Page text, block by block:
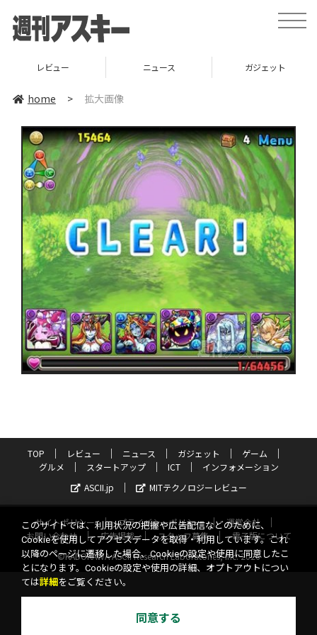
toggle
レビュー ニュース ガジェット
home > 拡大画像
TOP レビュー ニュース ガジェット
ゲーム
グルメ
スタートアップ ICT
インフォメーション
ASCII.jp
MITテクノロジーレビュー
サイトポリシー プライバシーポリシー
運営会社
お問い合わせ
広告掲載 スタッフ募集
電子版について
©KADOKAWA ASCII Research Laboratories, Inc. 2026
このサイトでは、利用状況の把握や広告配信などのために、
Cookieを使用してアクセスデータを取得・利用しています。これ
以降のページに遷移した場合、Cookieの設定や使用に同意したこ
とになります。Cookieの設定や使用の詳細、オプトアウトについ
ては詳細 をご覧ください。
同意する